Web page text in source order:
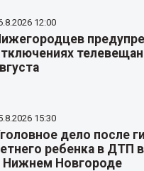
12:00
15:30
дело после
ребенка в ДТП
Нижнем Новгороде